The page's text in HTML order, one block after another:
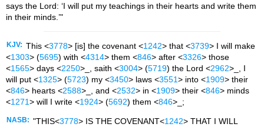
says the Lord: ‘I will put my teachings in their hearts and write them
in their minds.’"
KJV: This <3778> [is] the covenant <1242> that <3739> I will make
<1303> (5695) with <4314> them <846> after <3326> those
<1565> days <2250>_, saith <3004> (5719) the Lord <2962>_, I
will put <1325> (5723) my <3450> laws <3551> into <1909> their
<846> hearts <2588>_, and <2532> in <1909> their <846> minds
<1271> will I write <1924> (5692) them <846>_;
NASB: "THIS<3778> IS THE COVENANT<1242> THAT I WILL